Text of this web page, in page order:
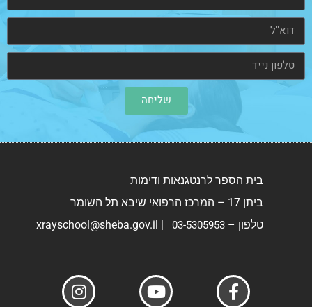
שליחה
בית הספר לרנטגנאות ודימות
ביתן 17 – המרכז הרפואי שיבא תל השומר
טלפון – 03-5305953
|
xrayschool@sheba.gov.il